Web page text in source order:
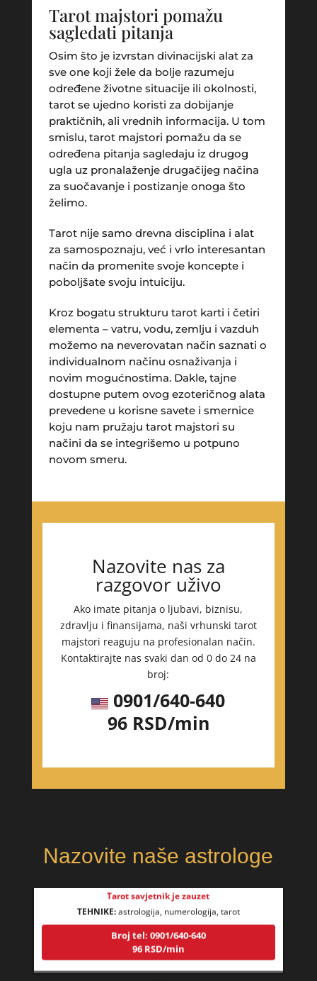
Tarot majstori pomažu
sagledati pitanja
Osim što je izvrstan divinacijski alat za
sve one koji žele da bolje razumeju
određene životne situacije ili okolnosti,
tarot se ujedno koristi za dobijanje
praktičnih, ali vrednih informacija. U tom
smislu, tarot majstori pomažu da se
određena pitanja sagledaju iz drugog
ugla uz pronalaženje drugačijeg načina
za suočavanje i postizanje onoga što
želimo.
Tarot nije samo drevna disciplina i alat
za samospoznaju, već i vrlo interesantan
način da promenite svoje koncepte i
poboljšate svoju intuiciju.
Kroz bogatu strukturu tarot karti i četiri
elementa – vatru, vodu, zemlju i vazduh
možemo na neverovatan način saznati o
individualnom načinu osnaživanja i
novim mogućnostima. Dakle, tajne
dostupne putem ovog ezoteričnog alata
prevedene u korisne savete i smernice
koju nam pružaju tarot majstori su
načini da se integrišemo u potpuno
novom smeru.
Nazovite nas za
razgovor uživo
Ako imate pitanja o ljubavi, biznisu,
zdravlju i finansijama, naši vrhunski tarot
majstori reaguju na profesionalan način.
Kontaktirajte nas svaki dan od 0 do 24 na
broj:
0901/640-640
96 RSD/min
Nazovite naše astrologe
karte, numerologija
96 RSD/min
DI (DIJANA)
Tarot savjetnik je slobodan
TEHNIKE:astrologija, numerlogija, tarot
Broj tel: 0901/640-640
JASMINKA / Kod 56
TEHNIKE:astrologija, numerologija, tarot
Broj tel: 0901/640-640
96 RSD/min